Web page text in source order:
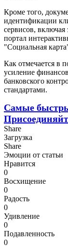
Кроме того,
идентификации
сервисов,
портал
"Социальная
Как отмечается в
усиление
банковского
стандартами.
Самые
Share
Загрузка
Share
Эмоции от статьи
Нравится
0
Восхищение
0
Радость
0
Удивление
0
Подавленность
0